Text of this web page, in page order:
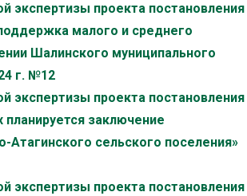
экспертизы проекта постановления
малого и среднего
Шалинского муниципального
г. №12
экспертизы проекта постановления
заключение
Атагинского сельского поселения»
экспертизы проекта постановления